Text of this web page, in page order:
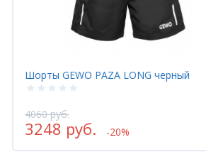
Штаны GEWO LIFESTYLE синий
4060 руб.
2030 руб.